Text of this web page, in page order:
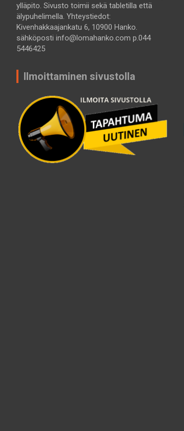
ylläpito. Sivusto toimii sekä tabletilla että
älypuhelimella. Yhteystiedot:
Kivenhakkaajankatu 6, 10900 Hanko.
sähköposti info@lomahanko.com p.044
5446425
Ilmoittaminen sivustolla